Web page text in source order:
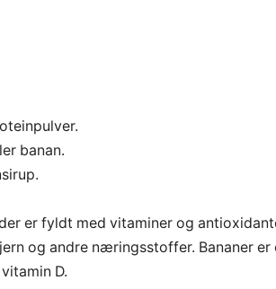
banan.
er fyldt med vitaminer og
og andre næringsstoffer. Bananer er
D.